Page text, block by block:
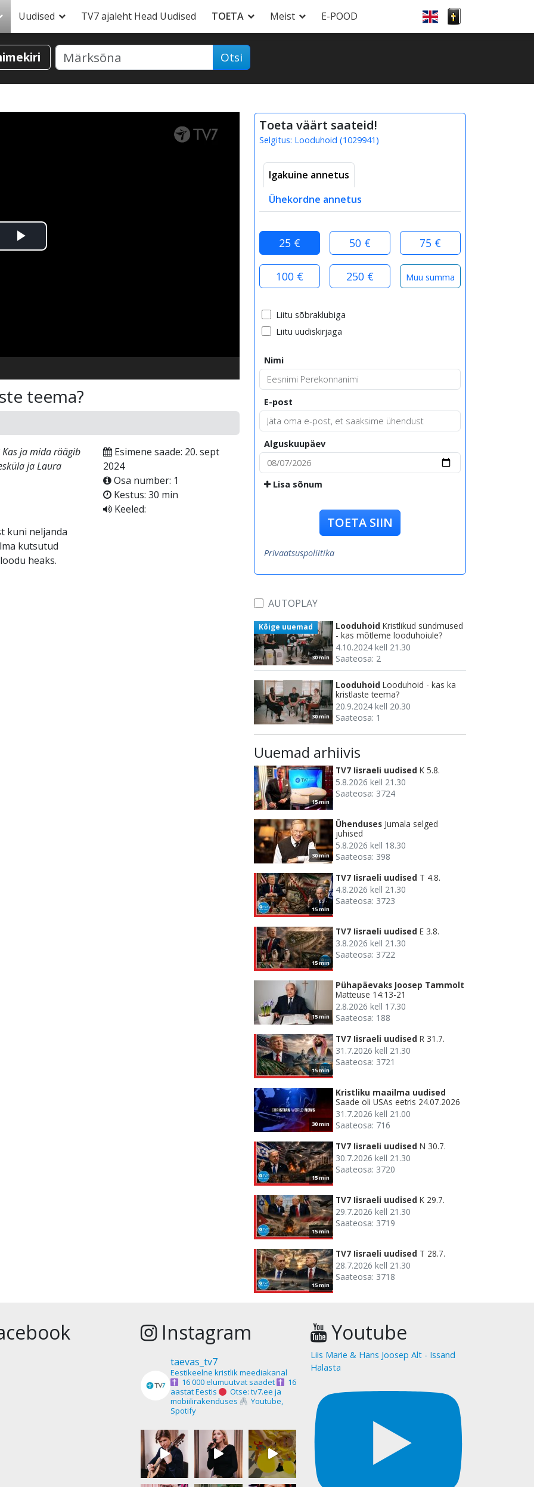
Uudised TV7 ajaleht Head Uudised TOETA Meist E-POOD
Otsi
Esita
teema?
ja mida räägib
ja Laura
kuni neljanda
kutsutud
heaks.
Esimene saade: 20. sept
2024
Osa number: 1
Kestus: 30 min
Keeled:
Toeta väärt saateid!
Selgitus: Looduhoid (1029941 )
Igakuine annetus
Ühekordne annetus
25 € 50 € 75 €
100 € 250 €
Liitu sõbraklubiga
Liitu uudiskirjaga
Nimi
E-post
Alguskuupäev
Lisa sõnum
TOETA SIIN
Privaatsuspoliitika
AUTOPLAY
30 min
Kõige uuemad Looduhoid Kristlikud sündmused
- kas mõtleme looduhoiule?
4.10.2024 kell 21.30
Saateosa: 2
30 min
Looduhoid Looduhoid - kas ka
kristlaste teema?
20.9.2024 kell 20.30
Saateosa: 1
Uuemad arhiivis
15 min
TV7 Iisraeli uudised K 5.8.
5.8.2026 kell 21.30
Saateosa: 3724
30 min
Ühenduses Jumala selged
juhised
5.8.2026 kell 18.30
Saateosa: 398
15 min
TV7 Iisraeli uudised T 4.8.
4.8.2026 kell 21.30
Saateosa: 3723
15 min
TV7 Iisraeli uudised E 3.8.
3.8.2026 kell 21.30
Saateosa: 3722
15 min
Pühapäevaks Joosep Tammolt
Matteuse 14:13-21
2.8.2026 kell 17.30
Saateosa: 188
15 min
TV7 Iisraeli uudised R 31.7.
31.7.2026 kell 21.30
Saateosa: 3721
30 min
Kristliku maailma uudised
Saade oli USAs eetris 24.07.2026
31.7.2026 kell 21.00
Saateosa: 716
15 min
TV7 Iisraeli uudised N 30.7.
30.7.2026 kell 21.30
Saateosa: 3720
15 min
TV7 Iisraeli uudised K 29.7.
29.7.2026 kell 21.30
Saateosa: 3719
15 min
TV7 Iisraeli uudised T 28.7.
28.7.2026 kell 21.30
Saateosa: 3718
Instagram
taevas_tv7
Eestikeelne kristlik meediakanal
16 000 elumuutvat saadet
16
aastat Eestis
Otse: tv7.ee ja
mobiilirakenduses
Youtube,
Spotify
Youtube
Liis Marie & Hans Joosep Alt - Issand
Halasta